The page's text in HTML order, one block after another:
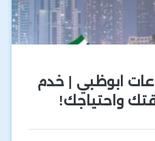
ابوظبي | خدم
واحتياجك!